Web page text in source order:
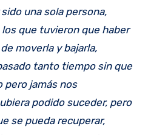
una sola persona,
que tuvieron que haber
moverla y bajarla,
tanto tiempo sin que
pero jamás nos
podido suceder, pero
se pueda recuperar,